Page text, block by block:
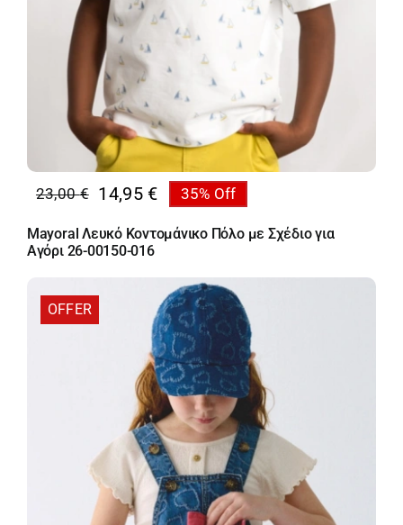
23,00€
Original
price
was:
14,95 €
Η
τρέχουσα
τιμή
14,95 €.
35% Off
Mayoral Λευκό Κοντομάνικο Πόλο με Σχέδιο για
Αγόρι 26-00150-016
OFFER